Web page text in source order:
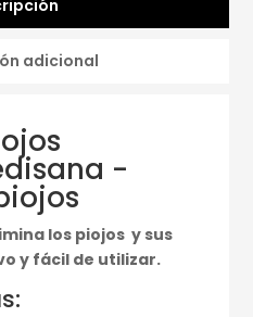
adicional
-
los piojos y sus
y fácil de utilizar.